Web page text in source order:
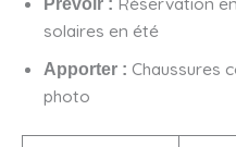
Prévoir :
solaires en été
Apporter : Chaussures
photo